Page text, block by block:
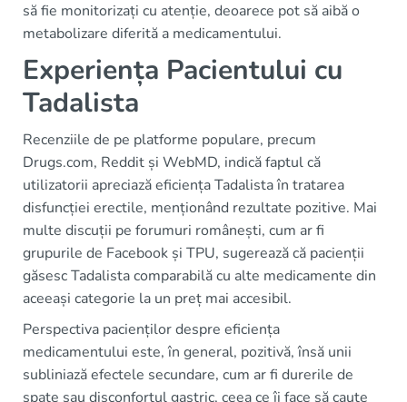
să fie monitorizați cu atenție, deoarece pot să aibă o
metabolizare diferită a medicamentului.
Experiența Pacientului cu
Tadalista
Recenziile de pe platforme populare, precum
Drugs.com, Reddit și WebMD, indică faptul că
utilizatorii apreciază eficiența Tadalista în tratarea
disfuncției erectile, menționând rezultate pozitive. Mai
multe discuții pe forumuri românești, cum ar fi
grupurile de Facebook și TPU, sugerează că pacienții
găsesc Tadalista comparabilă cu alte medicamente din
aceeași categorie la un preț mai accesibil.
Perspectiva pacienților despre eficiența
medicamentului este, în general, pozitivă, însă unii
subliniază efectele secundare, cum ar fi durerile de
spate sau disconfortul gastric, ceea ce îi face să caute